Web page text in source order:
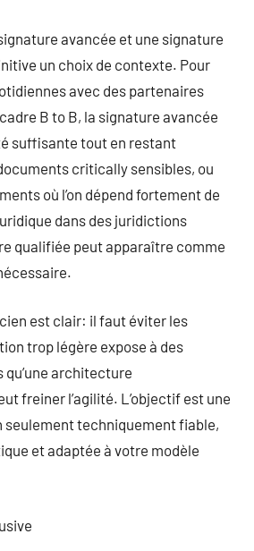
avancée et une signature
un choix de contexte. Pour
avec des partenaires
B to B, la signature avancée
suffisante tout en restant
critically sensibles, ou
où l’on dépend fortement de
dans des juridictions
qualifiée peut apparaître comme
est clair: il faut éviter les
trop légère expose à des
architecture
freiner l’agilité. L’objectif est une
seulement techniquement fiable,
et adaptée à votre modèle